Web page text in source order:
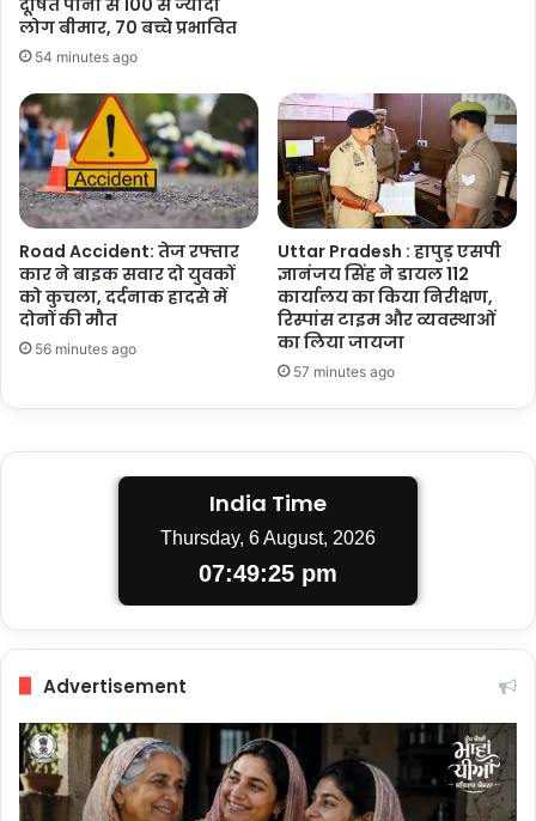
लोग बीमार, 70 बच्चे प्रभावित
54 minutes ago
Road Accident: तेज रफ्तार
कार ने बाइक सवार दो युवकों
को कुचला, दर्दनाक हादसे में
दोनों की मौत
56 minutes ago
Uttar Pradesh : हापुड़ एसपी
ज्ञानंजय सिंह ने डायल 112
कार्यालय का किया निरीक्षण,
रिस्पांस टाइम और व्यवस्थाओं
का लिया जायजा
57 minutes ago
India Time
Thursday, 6 August, 2026
07:49:26 pm
Advertisement